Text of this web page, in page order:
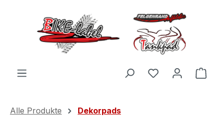
Zum Hauptinhalt springen
Du hast 0
Alle Produkte Dekorpads